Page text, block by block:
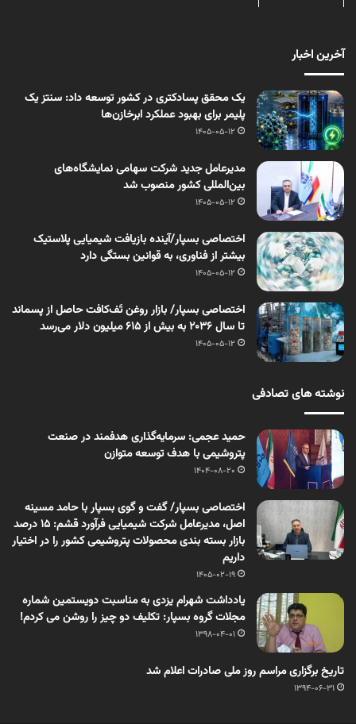
آخرین اخبار
یک محقق پسادکتری در کشور توسعه داد: سنتز یک
پلیمر برای بهبود عملکرد ابرخازن‌ها
1405-05-12
مدیرعامل جدید شرکت سهامی نمایشگاه‌های
بین‌المللی کشور منصوب شد
1405-05-12
اختصاصی بسپار/آینده بازیافت شیمیایی پلاستیک
بیشتر از فناوری، به قوانین بستگی دارد
1405-05-12
اختصاصی بسپار/ بازار روغن تَف‌کافت حاصل از پسماند
تا سال ۲۰۳۶ به بیش از ۶۱۵ میلیون دلار می‌رسد
1405-05-12
نوشته های تصادفی
حمید عجمی: سرمایه‌گذاری هدفمند در صنعت
پتروشیمی با هدف توسعه متوازن
1404-08-20
اختصاصی بسپار/ گفت و گوی بسپار با حامد مسینه
اصل، مدیرعامل شرکت شیمیایی فرآورد قشم: 15 درصد
بازار بسته بندی محصولات پتروشیمی کشور را در اختیار
داریم
1405-02-19
یادداشت شهرام یزدی به مناسبت دویستمین شماره
مجلات گروه بسپار: تکلیف دو چیز را روشن می کردم!
1398-04-01
تاریخ برگزاری مراسم روز ملی صادرات اعلام شد
1394-06-31